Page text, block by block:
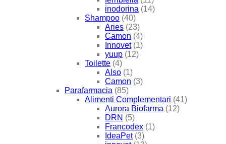
inodorina (14)
Shampoo (40)
Aries (23)
Camon (4)
Innovet (1)
yuup (12)
Toilette (4)
Also (1)
Camon (3)
Parafarmacia (85)
Alimenti Complementari (41)
Aurora Biofarma (12)
DRN (5)
Francodex (1)
IdeaPet (3)